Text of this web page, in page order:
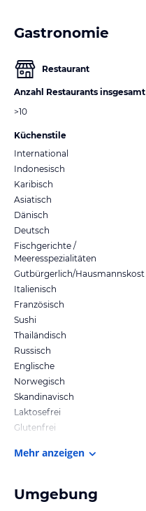
Gastronomie
Restaurant
Anzahl Restaurants insgesamt
>10
Küchenstile
International
Indonesisch
Karibisch
Asiatisch
Dänisch
Deutsch
Fischgerichte /
Meeresspezialitäten
Gutbürgerlich/Hausmannskost
Italienisch
Französisch
Sushi
Thailändisch
Russisch
Englische
Norwegisch
Skandinavisch
Laktosefrei
Glutenfrei
Mehr anzeigen
Umgebung